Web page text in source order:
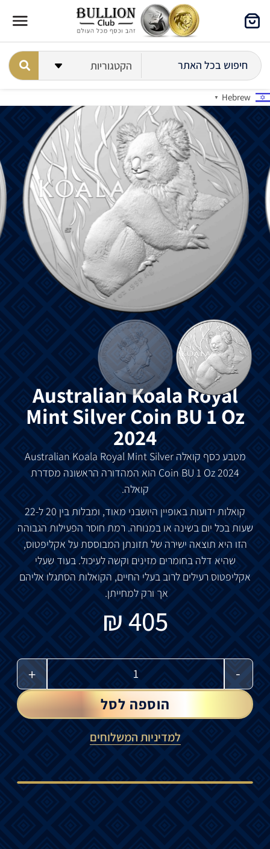
Hebrew
▼
Australian Koala Royal
Mint Silver Coin BU 1 Oz
2024
מטבע כסף קואלהAustralian Koala Royal Mint Silver
Coin BU 1 Oz 2024 הוא המהדורה הראשונה מסדרת
קואלה.
קואלות ידועות באופיין היושבני מאוד, ומבלות בין 20 ל-22
שעות בכל יום בשינה או במנוחה. רמת חוסר הפעילות הגבוהה
הזו היא תוצאה ישירה של תזונתן המבוססת על אקליפטוס,
שהיא דלה בחומרים מזינים וקשה לעיכול. בעוד שעלי
אקליפטוס רעילים לרוב בעלי החיים, הקואלות הסתגלו אליהם
אך ורק למחייתן.
405
₪
-
+
הוספה לסל
למדיניות המשלוחים